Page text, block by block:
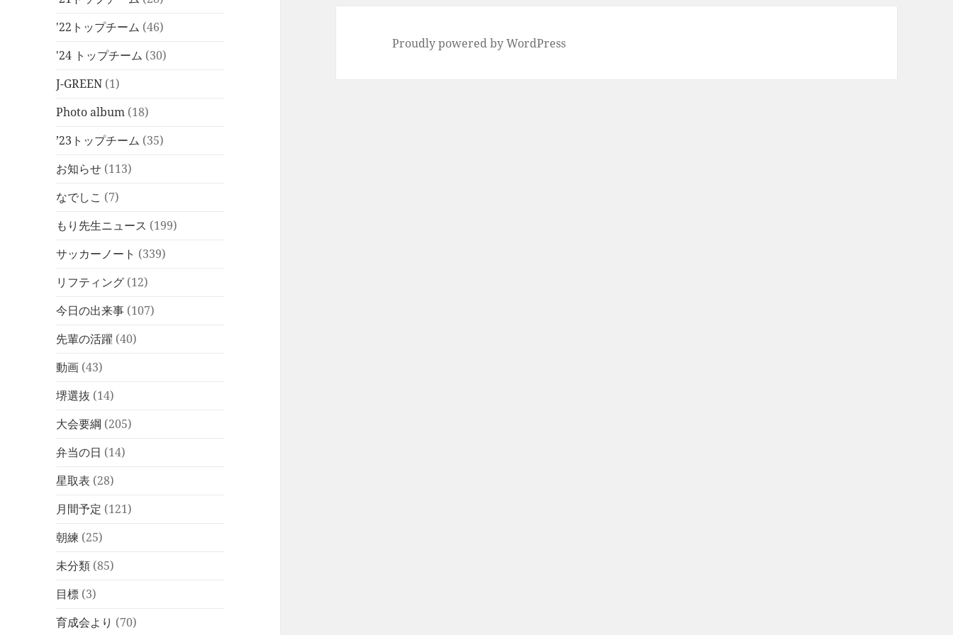
'22トップチーム (46)
'24 トップチーム (30)
J-GREEN (1)
Photo album (18)
’23トップチーム (35)
お知らせ (113)
なでしこ (7)
もり先生ニュース (199)
サッカーノート (339)
リフティング (12)
今日の出来事 (107)
先輩の活躍 (40)
動画 (43)
堺選抜 (14)
大会要綱 (205)
弁当の日 (14)
星取表 (28)
月間予定 (121)
朝練 (25)
未分類 (85)
目標 (3)
育成会より (70)
Proudly powered by WordPress